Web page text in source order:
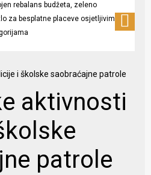
rebalans budžeta, zeleno
za besplatne placeve osjetljivim
aktivnosti
patrole